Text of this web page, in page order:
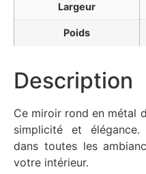
Largeur
Poids
Description
Ce miroir rond en métal
simplicité et élégance.
dans toutes les
votre intérieur.